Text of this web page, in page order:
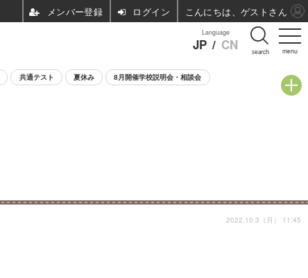
menu
Language
JP / CN search
共通テスト 夏休み 8月開催学校説明会・相談会
2022.10.3（月） 11:45
ログイン こんにちは、ゲストさん